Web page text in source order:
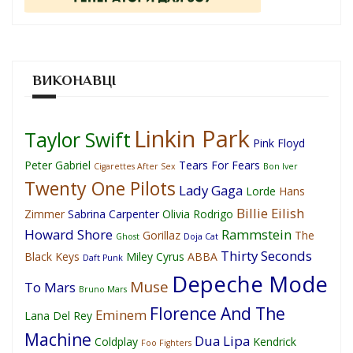
ВИКОНАВЦІ
Taylor Swift Linkin Park Pink Floyd
Peter Gabriel Cigarettes After Sex Tears For Fears Bon Iver
Twenty One Pilots Lady Gaga Lorde Hans
Zimmer Sabrina Carpenter Olivia Rodrigo Billie Eilish
Howard Shore Ghost Gorillaz Doja Cat Rammstein The
Black Keys Daft Punk Miley Cyrus ABBA Thirty Seconds
To Mars Bruno Mars Muse Depeche Mode
Lana Del Rey Eminem Florence And The
Machine Coldplay Foo Fighters Dua Lipa Kendrick